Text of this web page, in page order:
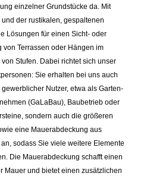
einzelner Grundstücke da. Mit
der rustikalen, gespaltenen
Lösungen für einen Sicht- oder
von Terrassen oder Hängen im
Stufen. Dabei richtet sich unser
Sie erhalten bei uns auch
Nutzer, etwa als Garten-
(GaLaBau), Baubetrieb oder
sondern auch die größeren
eine Mauerabdeckung aus
sodass Sie viele weitere Elemente
Die Mauerabdeckung schafft einen
Mauer und bietet einen zusätzlichen